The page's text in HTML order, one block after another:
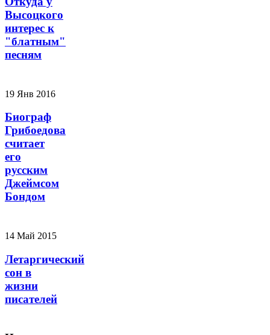
Высоцкого
интерес к
"блатным"
песням
19 Янв 2016
Биограф
Грибоедова
считает
его
русским
Джеймсом
Бондом
14 Май 2015
Летаргический
сон в
жизни
писателей